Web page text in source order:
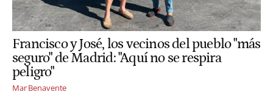
Francisco y José, los vecinos del pueblo "más
seguro" de Madrid: "Aquí no se respira
peligro"
Mar Benavente